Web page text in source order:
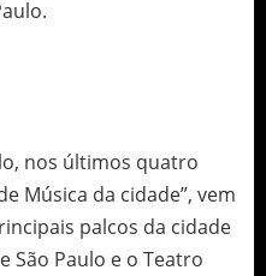
nos últimos quatro
Música da cidade”, vem
palcos da cidade
São Paulo e o Teatro